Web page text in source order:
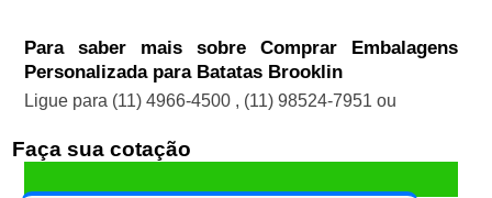
Para saber mais sobre Comprar Embalagens
Personalizada para Batatas Brooklin
Ligue para (11) 4966-4500 , (11) 98524-7951 ou
Faça sua cotação